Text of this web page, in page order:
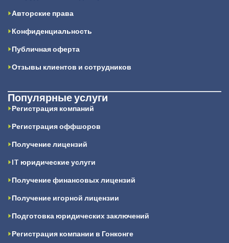
Авторские права
Конфиденциальность
Публичная оферта
Отзывы клиентов и сотрудников
Популярные услуги
Регистрация компаний
Регистрация оффшоров
Получение лицензий
IT юридические услуги
Получение финансовых лицензий
Получение игорной лицензии
Подготовка юридических заключений
Регистрация компании в Гонконге